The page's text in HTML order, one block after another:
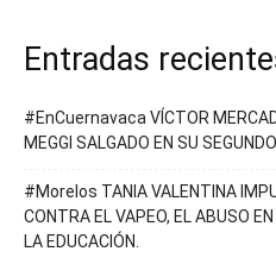
Entradas
#EnCuernavaca VÍCTOR
MEGGI SALGADO EN SU
#Morelos TANIA VALENTINA
CONTRA EL VAPEO, EL ABUSO
LA EDUCACIÓN.